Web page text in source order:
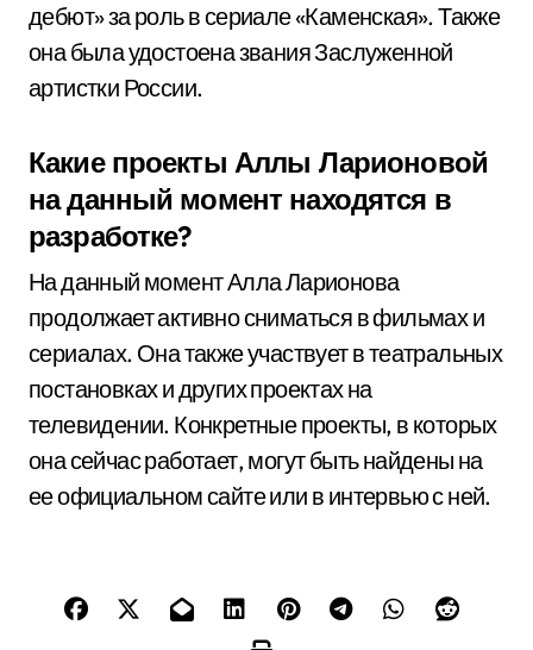
дебют» за роль в сериале «Каменская». Также
она была удостоена звания Заслуженной
артистки России.
Какие проекты Аллы Ларионовой
на данный момент находятся в
разработке?
На данный момент Алла Ларионова
продолжает активно сниматься в фильмах и
сериалах. Она также участвует в театральных
постановках и других проектах на
телевидении. Конкретные проекты, в которых
она сейчас работает, могут быть найдены на
ее официальном сайте или в интервью с ней.